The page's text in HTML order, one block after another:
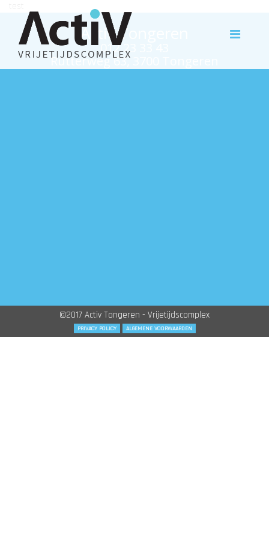
Activ Tongeren
012 23 33 43
Rutterweg 63, 3700 Tongeren
©2017 Activ Tongeren - Vrijetijdscomplex
PRIVACY POLICY ALGEMENE VOORWAARDEN